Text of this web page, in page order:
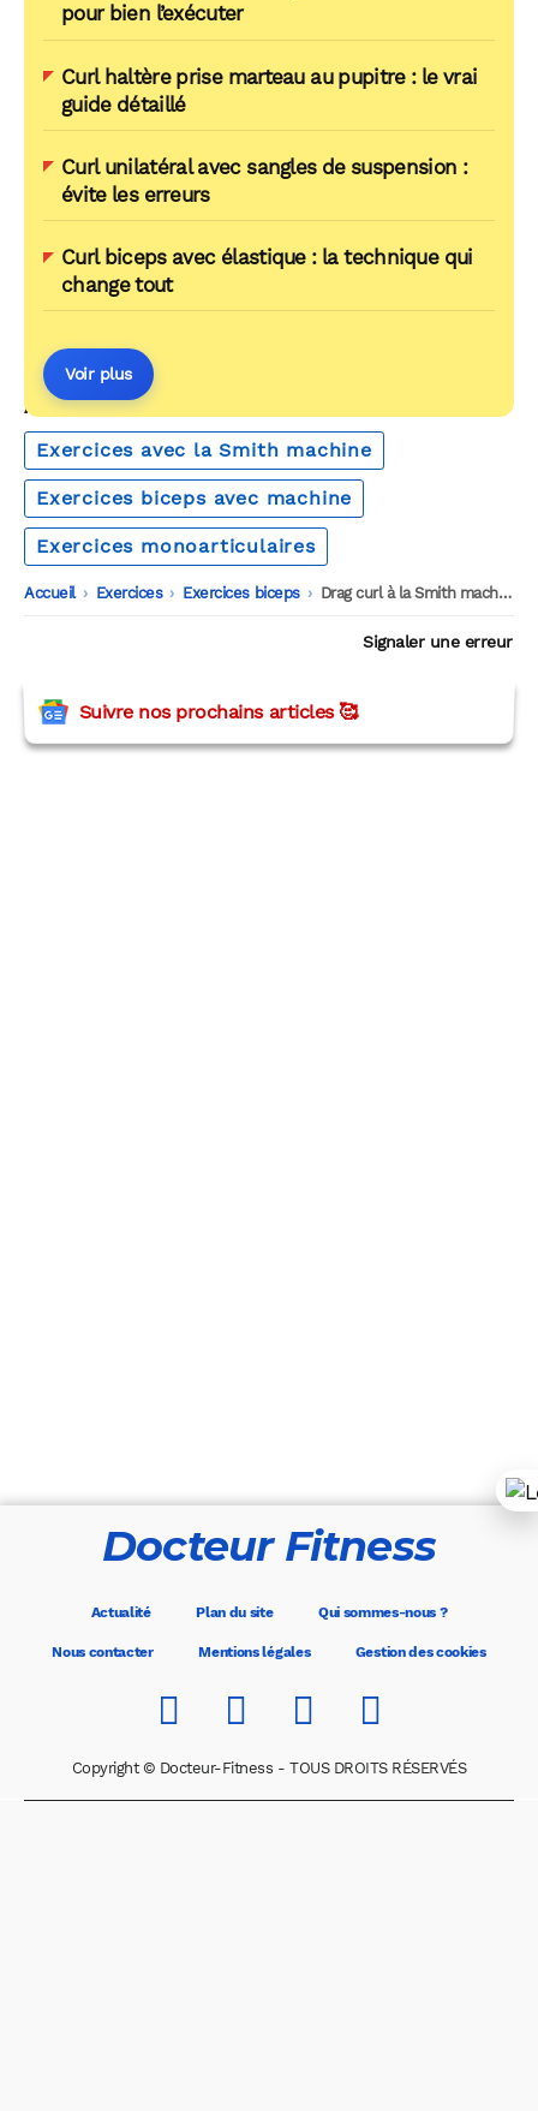
pour bien l’exécuter
Curl haltère prise marteau au pupitre : le vrai
guide détaillé
Curl unilatéral avec sangles de suspension :
évite les erreurs
Curl biceps avec élastique : la technique qui
change tout
Voir plus
AUTOUR DU MÊME THÈME
Exercices avec la Smith machine
Exercices biceps avec machine
Exercices monoarticulaires
Accueil -
Exercices -
Exercices biceps -
Drag curl à la Smith machine
Signaler une erreur
Suivre nos prochains articles 🥰
Docteur Fitness
Actualité Plan du site Qui sommes-nous ?
Nous contacter Mentions légales Gestion des cookies
Copyright © Docteur-Fitness - TOUS DROITS RÉSERVÉS